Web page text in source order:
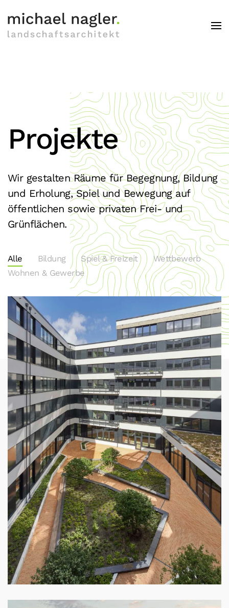
Skip to main content
Projekte
Wir gestalten Räume für Begegnung, Bildung
und Erholung, Spiel und Bewegung auf
öffentlichen sowie privaten Frei- und
Grünflächen.
Alle Bildung Spiel & Freizeit
Wettbewerb
Wohnen & Gewerbe